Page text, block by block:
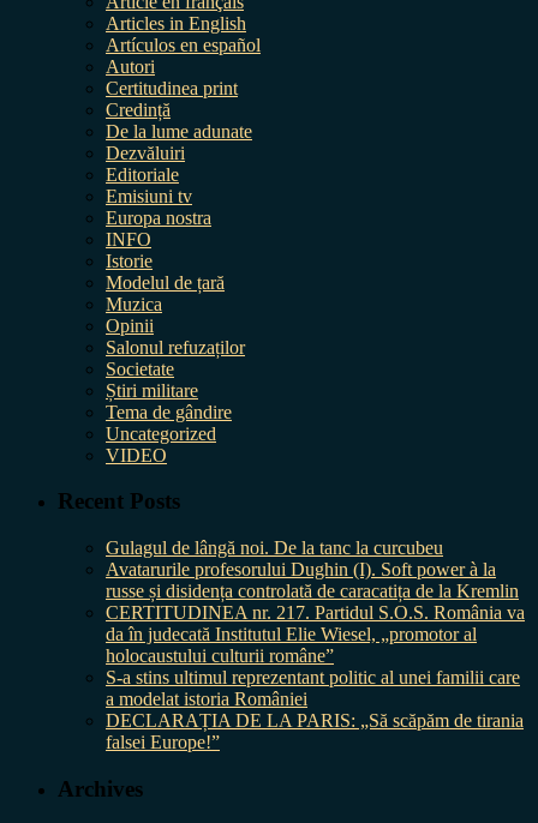
Articles in English
Artículos en español
Autori
Certitudinea print
Credință
De la lume adunate
Dezvăluiri
Editoriale
Emisiuni tv
Europa nostra
INFO
Istorie
Modelul de țară
Muzica
Opinii
Salonul refuzaților
Societate
Știri militare
Tema de gândire
Uncategorized
VIDEO
Recent Posts
Gulagul de lângă noi. De la tanc la curcubeu
Avatarurile profesorului Dughin (I). Soft power à la
russe și disidența controlată de caracatița de la Kremlin
CERTITUDINEA nr. 217. Partidul S.O.S. România va
da în judecată Institutul Elie Wiesel, „promotor al
holocaustului culturii române”
S-a stins ultimul reprezentant politic al unei familii care
a modelat istoria României
DECLARAȚIA DE LA PARIS: „Să scăpăm de tirania
falsei Europe!”
Archives